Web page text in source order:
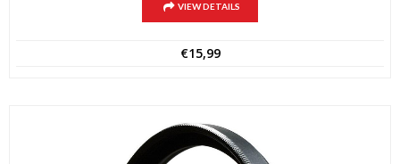
VIEW DETAILS
€15,99